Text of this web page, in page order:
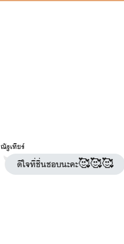
ณัฐเทียร์
ดีใจที่ชื่นชอบนะคะ🥰🥰🥰